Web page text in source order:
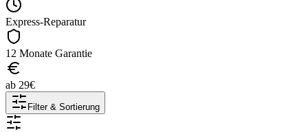
Express-Reparatur
12 Monate Garantie
ab 29€
Filter & Sortierung